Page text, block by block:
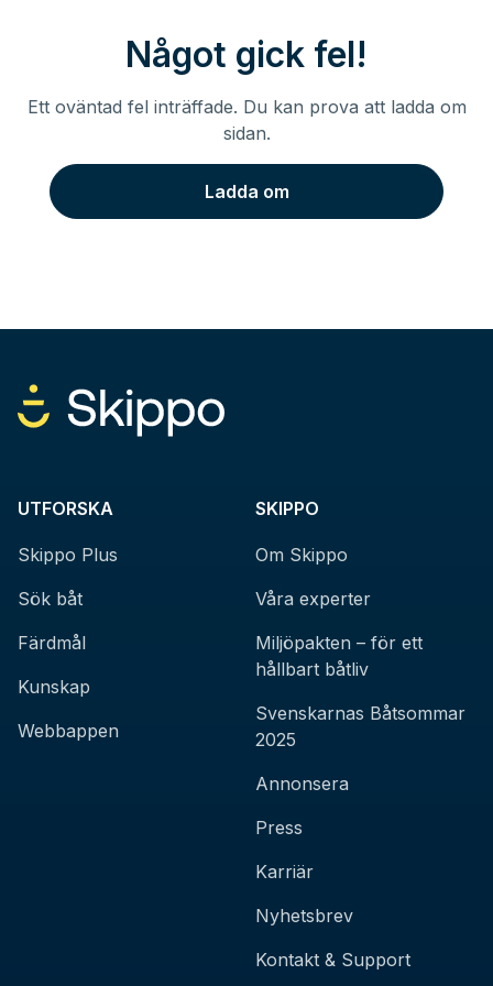
Något gick fel!
Ett oväntad fel inträffade. Du kan prova att ladda om
sidan.
Ladda om
UTFORSKA
Skippo Plus
Sök båt
Färdmål
Kunskap
Webbappen
SKIPPO
Om Skippo
Våra experter
Miljöpakten – för ett
hållbart båtliv
Svenskarnas Båtsommar
2025
Annonsera
Press
Karriär
Nyhetsbrev
Kontakt & Support